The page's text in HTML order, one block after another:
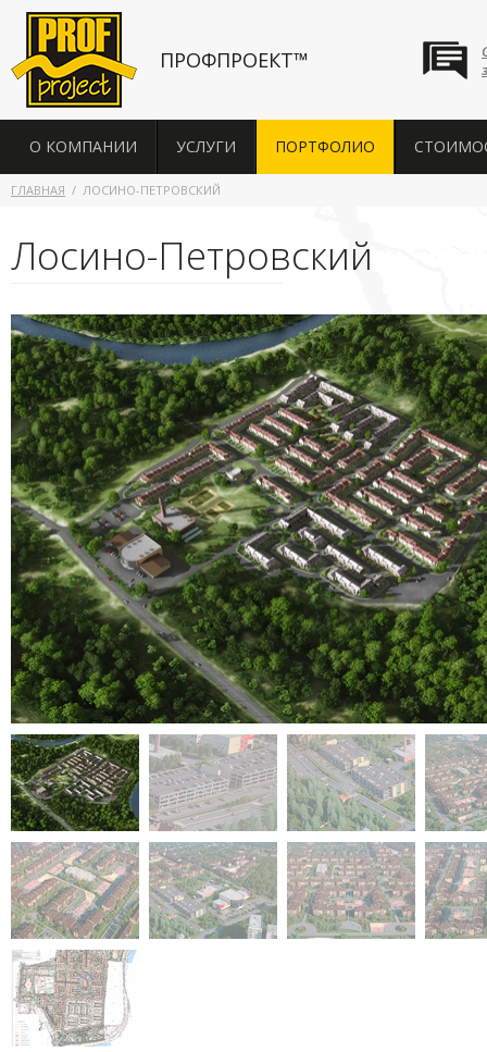
ПРОФПРОЕКТ™
О КОМПАНИИ УСЛУГИ ПОРТФОЛИО
ГЛАВНАЯ ЛОСИНО-ПЕТРОВСКИЙ
Лосино-Петровский